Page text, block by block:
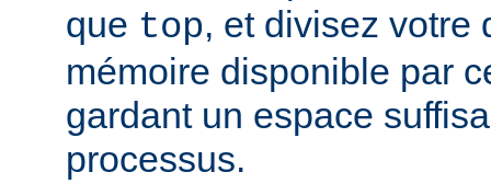
que top, et divisez votre
mémoire disponible par
gardant un espace
processus.